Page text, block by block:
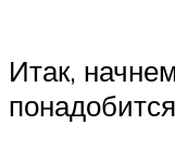
Итак,